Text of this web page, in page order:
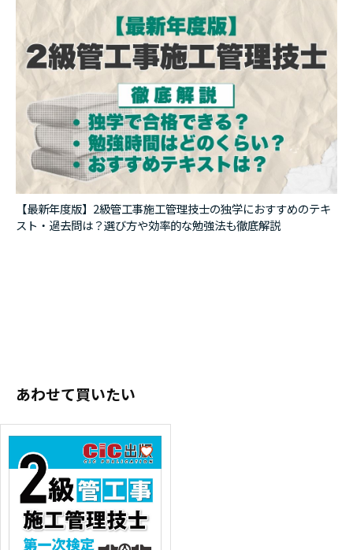
【最新年度版】2級管工事施工管理技士の独学におすすめのテキ
スト・過去問は？選び方や効率的な勉強法も徹底解説
あわせて買いたい